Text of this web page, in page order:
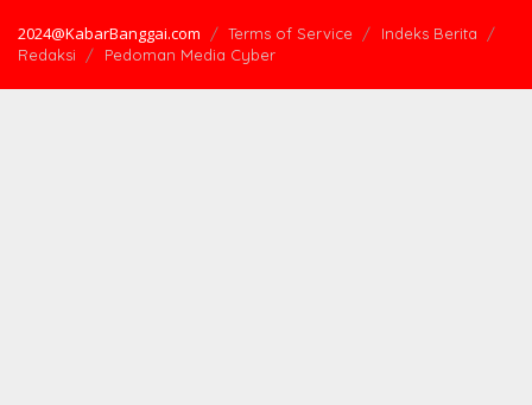
2024@KabarBanggai.com Terms of Service
Indeks Berita
Redaksi
Pedoman Media Cyber